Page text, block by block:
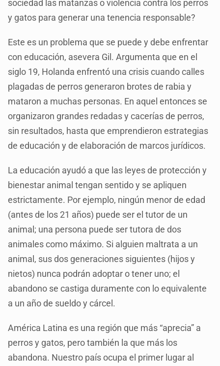
sociedad las matanzas o violencia contra los perros
y gatos para generar una tenencia responsable?
Este es un problema que se puede y debe enfrentar
con educación, asevera Gil. Argumenta que en el
siglo 19, Holanda enfrentó una crisis cuando calles
plagadas de perros generaron brotes de rabia y
mataron a muchas personas. En aquel entonces se
organizaron grandes redadas y cacerías de perros,
sin resultados, hasta que emprendieron estrategias
de educación y de elaboración de marcos jurídicos.
La educación ayudó a que las leyes de protección y
bienestar animal tengan sentido y se apliquen
estrictamente. Por ejemplo, ningún menor de edad
(antes de los 21 años) puede ser el tutor de un
animal; una persona puede ser tutora de dos
animales como máximo. Si alguien maltrata a un
animal, sus dos generaciones siguientes (hijos y
nietos) nunca podrán adoptar o tener uno; el
abandono se castiga duramente con lo equivalente
a un año de sueldo y cárcel.
América Latina es una región que más “aprecia” a
perros y gatos, pero también la que más los
abandona. Nuestro país ocupa el primer lugar al